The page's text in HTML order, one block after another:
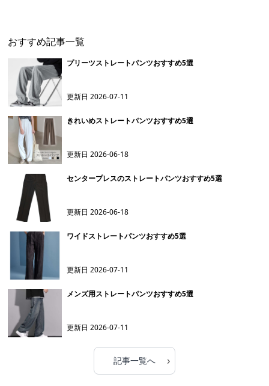
おすすめ記事一覧
プリーツストレートパンツおすすめ5選
更新日2026-07-11
きれいめストレートパンツおすすめ5選
更新日2026-06-18
センタープレスのストレートパンツおすすめ5選
更新日2026-06-18
ワイドストレートパンツおすすめ5選
更新日2026-07-11
メンズ用ストレートパンツおすすめ5選
更新日2026-07-11
記事一覧へ ›